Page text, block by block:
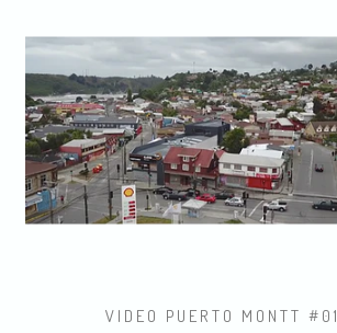
VIDEO PUERTO MONTT #01